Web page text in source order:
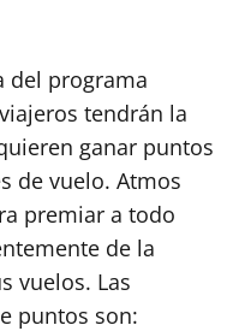
del programa
tendrán la
ganar puntos
de vuelo. Atmos
premiar a todo
de la
vuelos. Las
puntos son: